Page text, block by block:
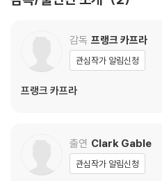
무 중에 술을 마셔 해고당한 신문 기
데, 엘리는 피터와 맨 뒤의 좌석에 나
분에 대해 의심을 하게 된다.
아침 식사를 하다가 엘리와 피터는 버
엘리의 신분을 알게 된다. 엘리는 피
자신에 대한 특종 기사를 쓰게 해 주
감독 프랭크 카프라
관심작가 알림신청
프랭크 카프라
출연 Clark Gable
관심작가 알림신청